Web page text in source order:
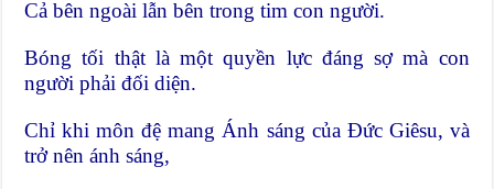
Cả bên ngoài lẫn bên trong tim con người.
Bóng tối thật là một quyền lực đáng sợ mà con
người phải đối diện.
Chỉ khi môn đệ mang Ánh sáng của Đức Giêsu, và
trở nên ánh sáng,